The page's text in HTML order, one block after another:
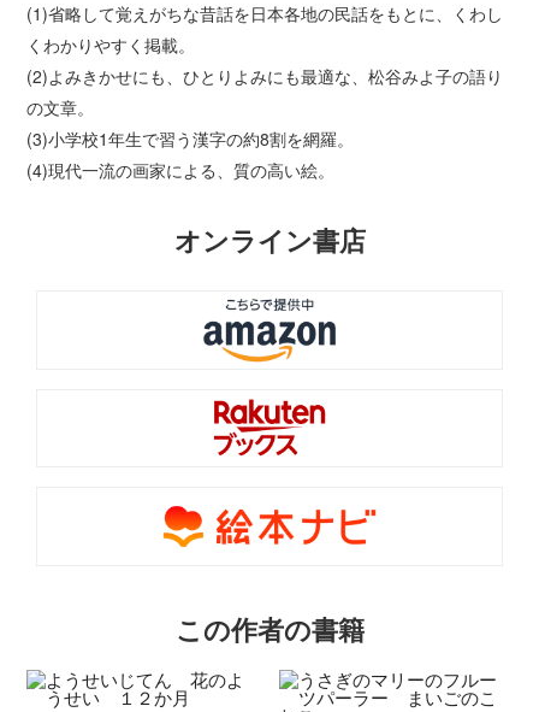
(1)省略して覚えがちな昔話を日本各地の民話をもとに、くわし
くわかりやすく掲載。
(2)よみきかせにも、ひとりよみにも最適な、松谷みよ子の語り
の文章。
(3)小学校1年生で習う漢字の約8割を網羅。
(4)現代一流の画家による、質の高い絵。
オンライン書店
この作者の書籍